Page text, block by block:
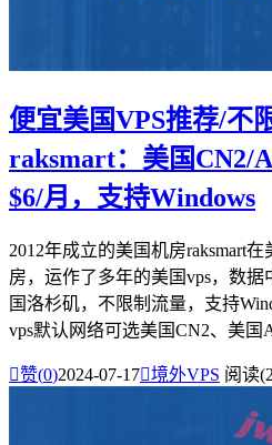
便宜美国VPS推荐/不
raksmart：美国CN2/
$6/月，支持Windows
2012年成立的美国机房raksmart
房，运作了多年的美国vps，数
国洛杉矶，不限制流量，支持
vps默认网络可选美国CN2、美国
赞(0)2024-07-17境外VPS 阅读